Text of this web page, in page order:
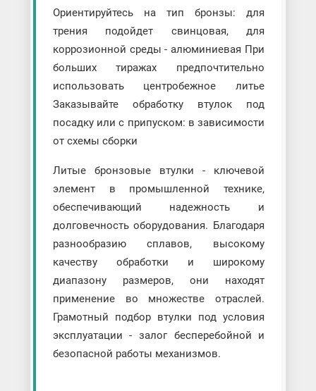
Ориентируйтесь на тип бронзы: для
трения подойдет свинцовая, для
коррозионной среды - алюминиевая При
больших тиражах предпочтительно
использовать центробежное литье
Заказывайте обработку втулок под
посадку или с припуском: в зависимости
от схемы сборки
Литые бронзовые втулки - ключевой
элемент в промышленной технике,
обеспечивающий надежность и
долговечность оборудования. Благодаря
разнообразию сплавов, высокому
качеству обработки и широкому
диапазону размеров, они находят
применение во множестве отраслей.
Грамотный подбор втулки под условия
эксплуатации - залог бесперебойной и
безопасной работы механизмов.